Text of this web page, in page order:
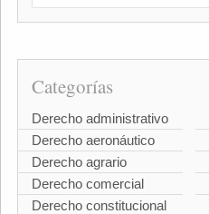
Categorías
Derecho administrativo
Derecho aeronáutico
Derecho agrario
Derecho comercial
Derecho constitucional